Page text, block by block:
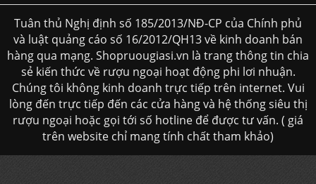
Tuân thủ Nghị định số 185/2013/NĐ-CP của Chính phủ
và luật quảng cáo số 16/2012/QH13 về kinh doanh bán
hàng qua mạng. Shopruougiasi.vn là trang thông tin chia
sẻ kiến thức về rượu ngoại hoạt động phi lơi nhuận.
Chúng tôi không kinh doanh trực tiếp trên internet. Vui
lòng đến trực tiếp đến các cửa hàng và hệ thống siêu thị
rượu ngoại hoặc gọi tới số hotline để được tư vấn. ( giá
trên website chỉ mang tính chất tham khảo)